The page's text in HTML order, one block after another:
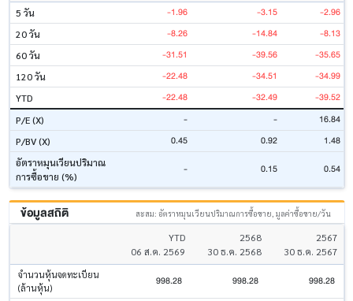
5 วัน -1.96 -3.15 -2.96
20 วัน -8.26 -14.84 -8.13
60 วัน -31.51 -39.56 -35.65
120 วัน -22.48 -34.51 -34.99
YTD -22.48 -32.49 -39.52
P/E (X) - - 16.84
P/BV (X) 0.45 0.92 1.48
อัตราหมุนเวียนปริมาณ
การซื้อขาย (%)
- 0.15 0.54
ข้อมูลสถิติ สะสม: อัตราหมุนเวียนปริมาณการซื้อขาย, มูลค่าซื้อขาย/วัน
YTD
06 ส.ค. 2569
2568
30 ธ.ค. 2568
2567
30 ธ.ค. 2567
จำนวนหุ้นจดทะเบียน
(ล้านหุ้น)
998.28 998.28 998.28